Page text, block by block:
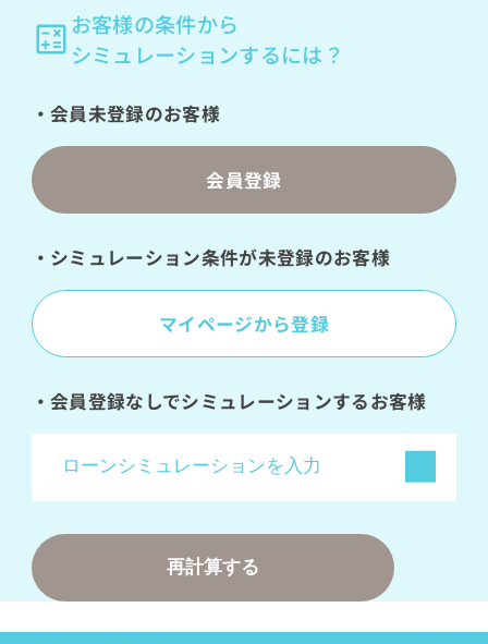
お客様の条件から
シミュレーションするには？
・会員未登録のお客様
会員登録
・シミュレーション条件が未登録のお客様
マイページから登録
・会員登録なしでシミュレーションするお客様
ローンシミュレーションを入力
金利
変動金利（優遇有）（0.495%）
再計算する